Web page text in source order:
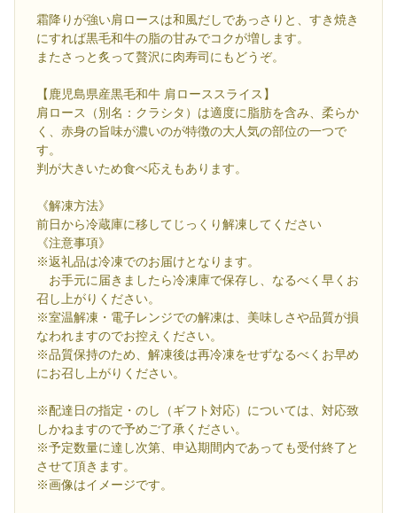
霜降りが強い肩ロースは和風だしであっさりと、すき焼き
にすれば黒毛和牛の脂の甘みでコクが増します。
またさっと炙って贅沢に肉寿司にもどうぞ。
【鹿児島県産黒毛和牛 肩ローススライス】
肩ロース（別名：クラシタ）は適度に脂肪を含み、柔らか
く、赤身の旨味が濃いのが特徴の大人気の部位の一つで
す。
判が大きいため食べ応えもあります。
《解凍方法》
前日から冷蔵庫に移してじっくり解凍してください
《注意事項》
※返礼品は冷凍でのお届けとなります。
お手元に届きましたら冷凍庫で保存し、なるべく早くお
召し上がりください。
※室温解凍・電子レンジでの解凍は、美味しさや品質が損
なわれますのでお控えください。
※品質保持のため、解凍後は再冷凍をせずなるべくお早め
にお召し上がりください。
※配達日の指定・のし（ギフト対応）については、対応致
しかねますので予めご了承ください。
※予定数量に達し次第、申込期間内であっても受付終了と
させて頂きます。
※画像はイメージです。